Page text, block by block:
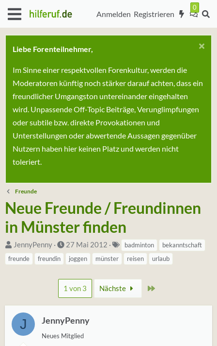
Anmelden Registrieren
Liebe Forenteilnehmer,
Im Sinne einer respektvollen Forenkultur, werden die
Moderatoren künftig noch stärker darauf achten, dass ein
freundlicher Umgangston untereinander eingehalten
wird. Unpassende Off-Topic Beiträge, Verunglimpfungen
oder subtile bzw. direkte Provokationen und
Unterstellungen oder abwertende Aussagen gegenüber
Nutzern haben hier keinen Platz und werden nicht
toleriert.
Freunde
Neue Freunde / Freundinnen
in Münster finden
S
t
e
r
*
JennyPenny
D
a
u
m
S
t
r
27 Mai 2012
t
c
h
w
badminton
bekanntschaft
freunde
freundin joggen münster reisen urlaub
1 von 3 Nächste
J JennyPenny
Neues Mitglied